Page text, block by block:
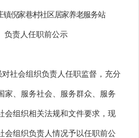
镇倪家巷村社区居家养老服务站
负责人任职前公示
社会组织负责人任职监督，充分
家、服务社会、服务群众、服务
会组织相关法规和文件要求，现
会组织负责人情况予以任职前公